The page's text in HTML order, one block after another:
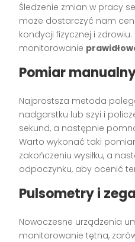
Śledzenie zmian w pracy
może dostarczyć nam
kondycji fizycznej i
monitorowanie
Pomiar
Najprostsza metoda
nadgarstku lub szyi i
sekund, a następnie
Warto wykonać taki
zakończeniu wysiłku, a
odpoczynku, aby ocenić
Pulsometry i
Nowoczesne urządzenia
monitorowanie tętna,